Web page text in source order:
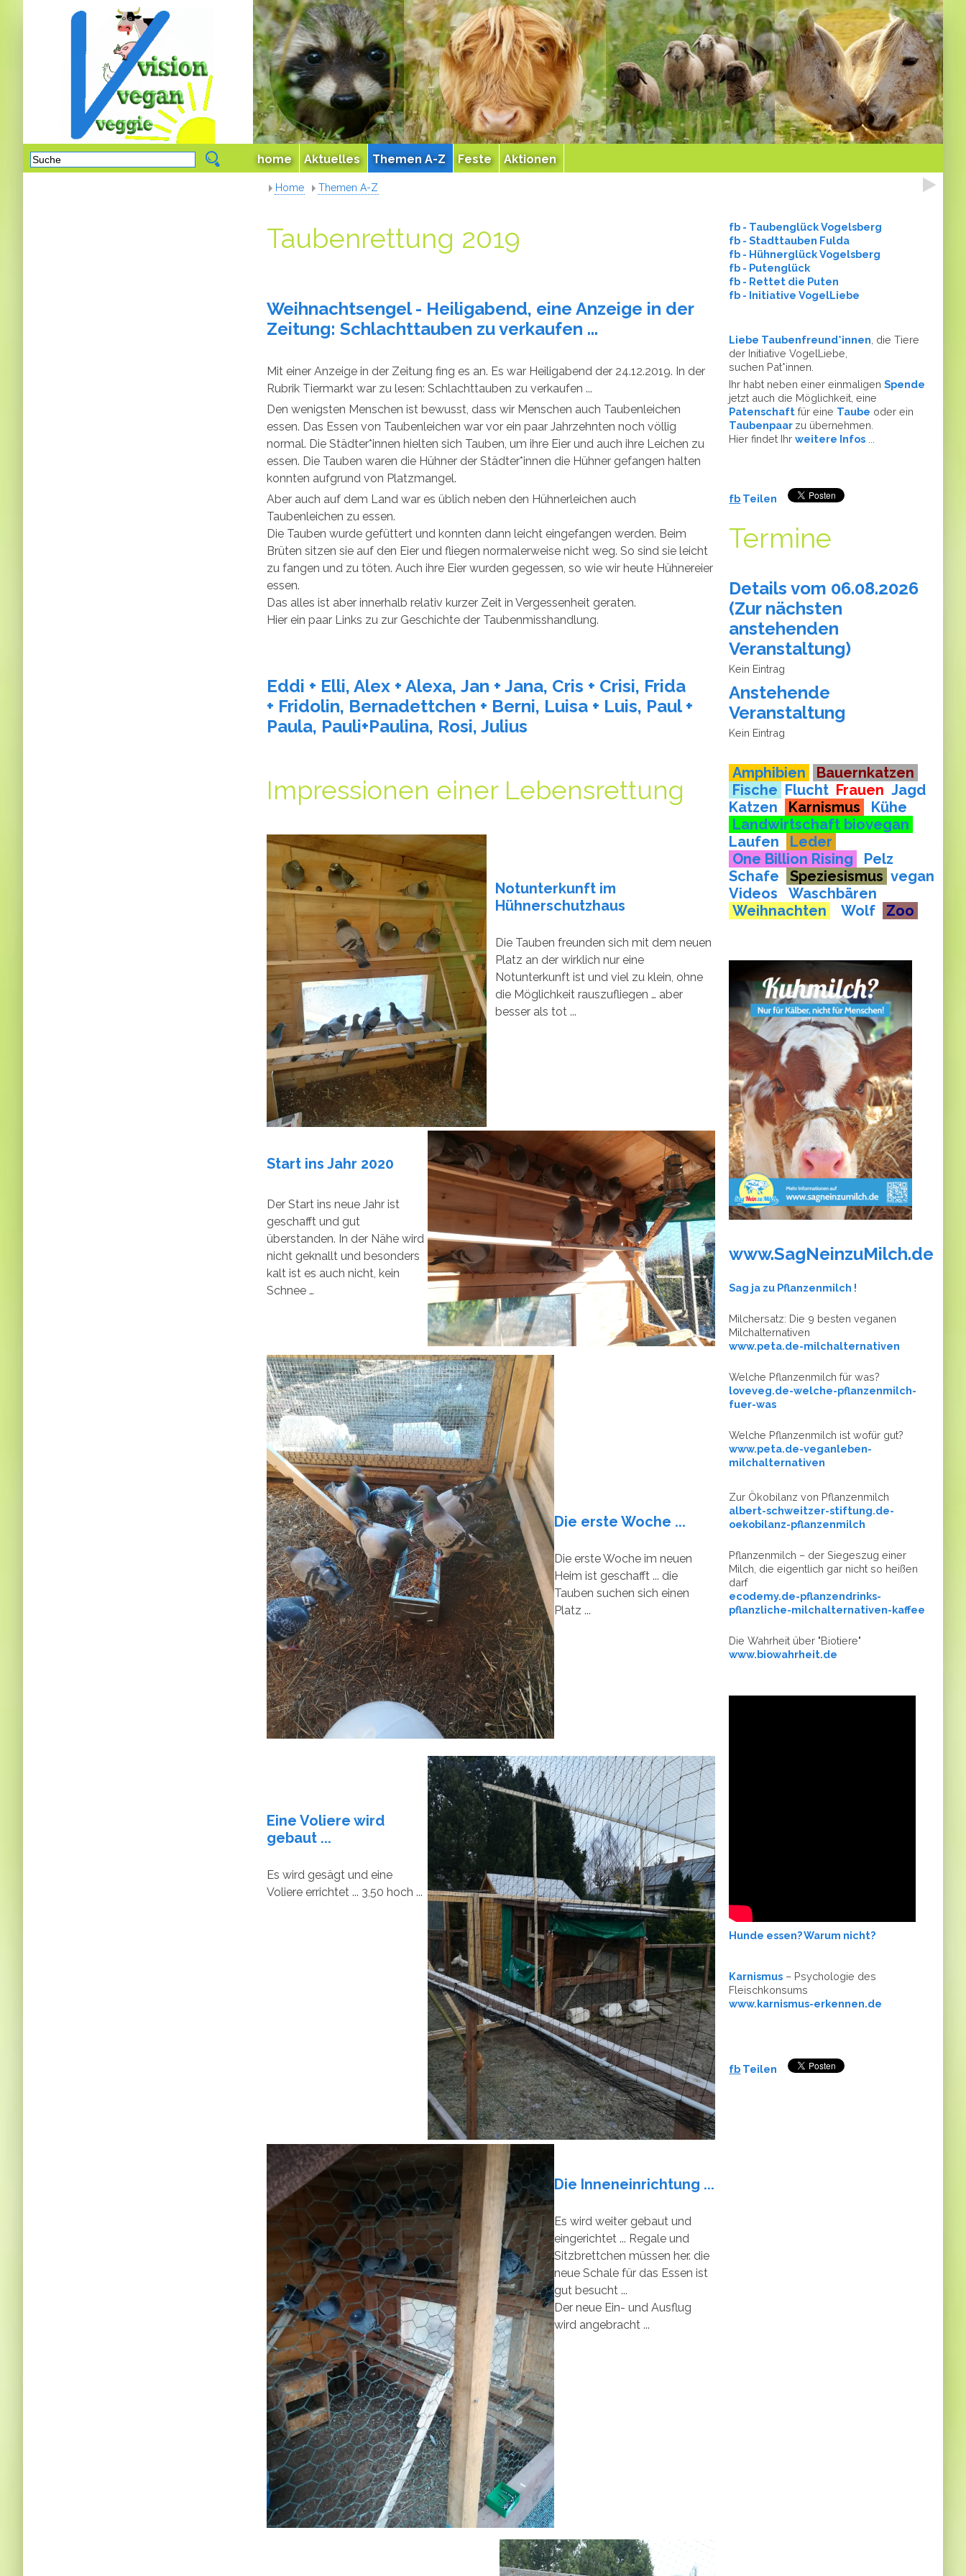
home Aktuelles Themen A-Z Feste Aktionen
Home Themen A-Z
Taubenrettung 2019
Weihnachtsengel - Heiligabend, eine Anzeige in der
Zeitung: Schlachttauben zu verkaufen ...
Mit einer Anzeige in der Zeitung fing es an. Es war Heiligabend der 24.12.2019. In der
Rubrik Tiermarkt war zu lesen: Schlachttauben zu verkaufen ...
Den wenigsten Menschen ist bewusst, dass wir Menschen auch Taubenleichen
essen. Das Essen von Taubenleichen war vor ein paar Jahrzehnten noch völlig
normal. Die Städter*innen hielten sich Tauben, um ihre Eier und auch ihre Leichen zu
essen. Die Tauben waren die Hühner der Städter*innen die Hühner gefangen halten
konnten aufgrund von Platzmangel.
Aber auch auf dem Land war es üblich neben den Hühnerleichen auch
Taubenleichen zu essen.
Die Tauben wurde gefüttert und konnten dann leicht eingefangen werden. Beim
Brüten sitzen sie auf den Eier und fliegen normalerweise nicht weg. So sind sie leicht
zu fangen und zu töten. Auch ihre Eier wurden gegessen, so wie wir heute Hühnereier
essen.
Das alles ist aber innerhalb relativ kurzer Zeit in Vergessenheit geraten.
Hier ein paar Links zu zur Geschichte der Taubenmisshandlung.
Eddi + Elli, Alex + Alexa, Jan + Jana, Cris + Crisi, Frida
+ Fridolin, Bernadettchen + Berni, Luisa + Luis, Paul +
Paula, Pauli+Paulina, Rosi, Julius
Impressionen einer Lebensrettung
Notunterkunft im
Hühnerschutzhaus
Die Tauben freunden sich mit dem neuen
Platz an der wirklich nur eine
Notunterkunft ist und viel zu klein, ohne
die Möglichkeit rauszufliegen … aber
besser als tot ...
Start ins Jahr 2020
Der Start ins neue Jahr ist
geschafft und gut
überstanden. In der Nähe wird
nicht geknallt und besonders
kalt ist es auch nicht, kein
Schnee …
Die erste Woche ...
Die erste Woche im neuen
Heim ist geschafft ... die
Tauben suchen sich einen
Platz ...
Eine Voliere wird
gebaut ...
Es wird gesägt und eine
Voliere errichtet ... 3,50 hoch ...
Die Inneneinrichtung ...
Es wird weiter gebaut und
eingerichtet ... Regale und
Sitzbrettchen müssen her. die
neue Schale für das Essen ist
gut besucht ...
Der neue Ein- und Ausflug
wird angebracht ...
fb - Taubenglück Vogelsberg
fb - Stadttauben Fulda
fb - Hühnerglück Vogelsberg
fb - Putenglück
fb - Rettet die Puten
fb - Initiative VogelLiebe
Liebe Taubenfreund*innen , die Tiere
der Initiative VogelLiebe,
suchen Pat*innen.
Ihr habt neben einer einmaligenSpende
jetzt auch die Möglichkeit, eine
Patenschaft für eine Taube oder ein
Taubenpaar zu übernehmen.
Hier findet Ihrweitere Infos
fb Teilen
Termine
Details vom 06.08.2026
(Zur nächsten
anstehenden
Veranstaltung)
Kein Eintrag
Anstehende
Veranstaltung
Kein Eintrag
​​​​​​​ Amphibien
Bauernkatzen
Fische Flucht Frauen Jagd
Katzen
Karnismus
Kühe
Landwirtschaft biovegan
Laufen
Leder
One Billion Rising
Pelz
Schafe
Speziesismus vegan
Videos
Waschbären
Weihnachten
Wolf Zoo
www.SagNeinzuMilch.de
​​​​​​​Sag ja zu Pflanzenmilch !
Milchersatz: Die 9 besten veganen
Milchalternativen
www.peta.de-milchalternativen
Welche Pflanzenmilch für was?
loveveg.de-welche-pflanzenmilch-
fuer-was
Welche Pflanzenmilch ist wofür gut?
www.peta.de-veganleben-
milchalternativen
Zur Ökobilanz von Pflanzenmilch
albert-schweitzer-stiftung.de-
oekobilanz-pflanzenmilch
Pflanzenmilch – der Siegeszug einer
Milch, die eigentlich gar nicht so heißen
darf
ecodemy.de-pflanzendrinks-
pflanzliche-milchalternativen-kaffee
Die Wahrheit über "Biotiere"
www.biowahrheit.de
Hunde essen? Warum nicht?
Karnismus – Psychologie des
Fleischkonsums
www.karnismus-erkennen.de
fb Teilen